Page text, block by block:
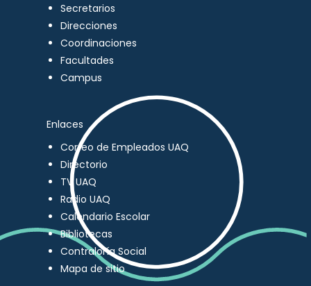
Secretarios
Direcciones
Coordinaciones
Facultades
Campus
Enlaces
Correo de Empleados UAQ
Directorio
TV UAQ
Radio UAQ
Calendario Escolar
Bibliotecas
Contraloría Social
Mapa de sitio